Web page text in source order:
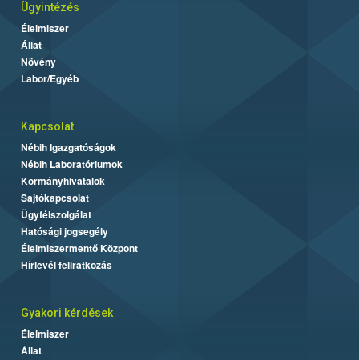
Ügyintézés
Élelmiszer
Állat
Növény
Labor/Egyéb
Kapcsolat
Nébih Igazgatóságok
Nébih Laboratóriumok
Kormányhivatalok
Sajtókapcsolat
Ügyfélszolgálat
Hatósági jogsegély
Élelmiszermentő Központ
Hírlevél feliratkozás
Gyakori kérdések
Élelmiszer
Állat